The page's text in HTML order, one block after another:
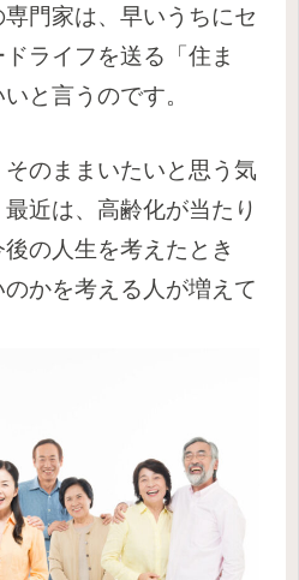
門家は、早いうちにセ
ライフを送る「住ま
と言うのです。
のままいたいと思う気
近は、高齢化が当たり
の人生を考えたとき
かを考える人が増えて